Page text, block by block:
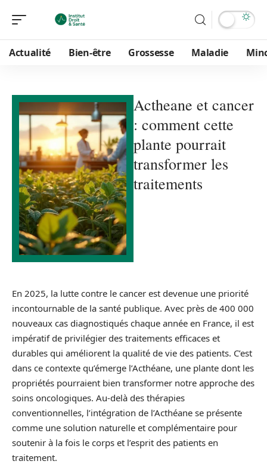
Actualité Bien-être Grossesse Maladie
Actheane et cancer
: comment cette
plante pourrait
transformer les
traitements
En 2025, la lutte contre le cancer est devenue une priorité
incontournable de la santé publique. Avec près de 400 000
nouveaux cas diagnostiqués chaque année en France, il est
impératif de privilégier des traitements efficaces et
durables qui améliorent la qualité de vie des patients. C’est
dans ce contexte qu’émerge l’Acthéane, une plante dont les
propriétés pourraient bien transformer notre approche des
soins oncologiques. Au-delà des thérapies
conventionnelles, l’intégration de l’Acthéane se présente
comme une solution naturelle et complémentaire pour
soutenir à la fois le corps et l’esprit des patients en
traitement.